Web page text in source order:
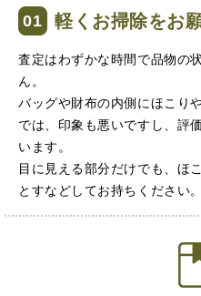
（大阪府大阪市）問い合わ
して利用できた。また、思
りました。
（大阪府大阪市）とてもプ
ドバイスや買取りを暖かい
なって頂いてありがとうご
軽くお掃除をお
査定はわずかな時間で品物の
ん。
バッグや財布の内側にほこり
では、印象も悪いですし、評
います。
目に見える部分だけでも、ほ
とすなどしてお持ちください。